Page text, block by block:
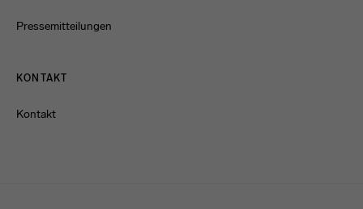
Pressemitteilungen
KONTAKT
Kontakt